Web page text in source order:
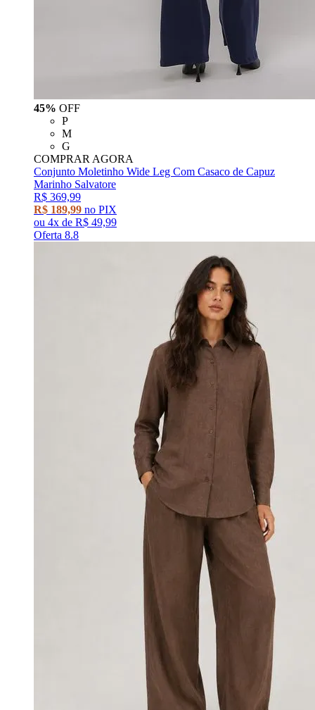
45% OFF
P
M
G
COMPRAR AGORA
Conjunto Moletinho Wide Leg Com Casaco de Capuz
Marinho Salvatore
R$ 369,99
R$ 189,99 no PIX
ou 4x de R$ 49,99
Oferta 8.8